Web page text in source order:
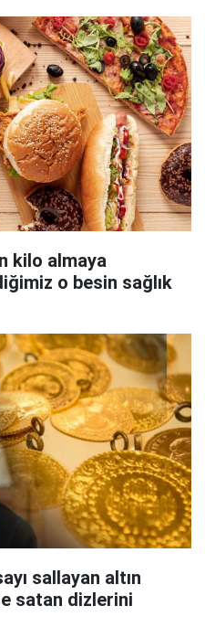
kilo almaya
o besin sağlık
sallayan altın
satan dizlerini